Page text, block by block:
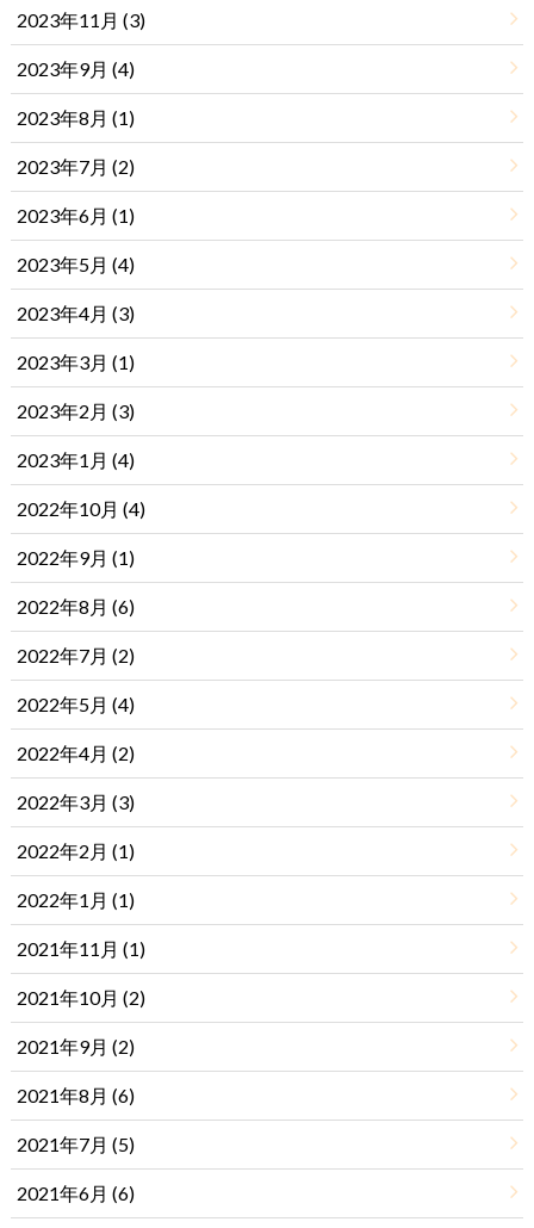
2023年11月 (3)
2023年9月 (4)
2023年8月 (1)
2023年7月 (2)
2023年6月 (1)
2023年5月 (4)
2023年4月 (3)
2023年3月 (1)
2023年2月 (3)
2023年1月 (4)
2022年10月 (4)
2022年9月 (1)
2022年8月 (6)
2022年7月 (2)
2022年5月 (4)
2022年4月 (2)
2022年3月 (3)
2022年2月 (1)
2022年1月 (1)
2021年11月 (1)
2021年10月 (2)
2021年9月 (2)
2021年8月 (6)
2021年7月 (5)
2021年6月 (6)